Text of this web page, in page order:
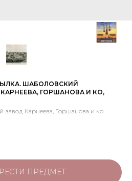
ШАБОЛОВСКИЙ
ГОРШАНОВА И КО,
Карнеева, Горшанова и ко
ПРЕДМЕТ